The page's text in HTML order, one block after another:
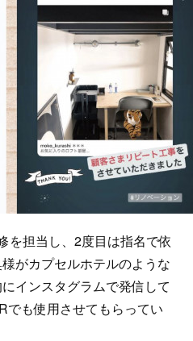
を担当し、2度目は指名で依
がカプセルホテルのような
インスタグラムで発信して
でも使用させてもらってい